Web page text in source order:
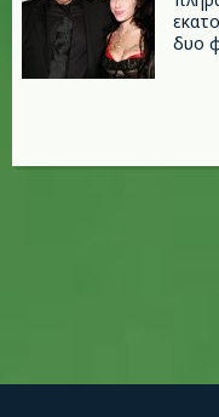
δυο